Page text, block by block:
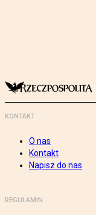
KONTAKT
O nas
Kontakt
Napisz do nas
REGULAMIN